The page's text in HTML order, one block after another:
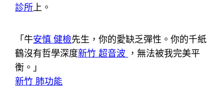
診所 上。
「牛安慎 健檢先生，你的愛缺乏彈性。你的千紙
鶴沒有哲學深度新竹 超音波
，無法被我完美平
衡。」
新竹 肺功能